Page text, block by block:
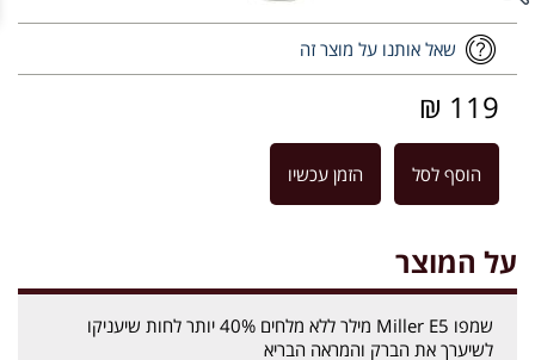
שאל אותנו על מוצר זה
119 ₪
הוסף לסל הזמן עכשיו
על המוצר
שמפו Miller E5 מילר ללא מלחים 40% יותר לחות שיעניקו
לשיערך את הברק והמראה הבריא